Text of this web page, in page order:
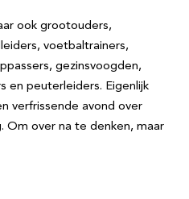
ook grootouders,
voetbaltrainers,
gezinsvoogden,
en peuterleiders. Eigenlijk
verfrissende avond over
Om over na te denken, maar